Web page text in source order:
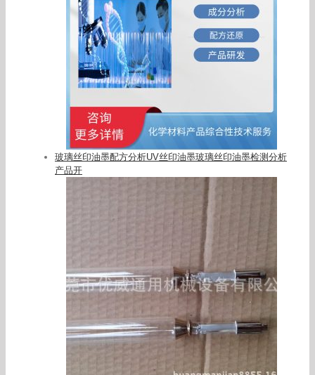
玻璃丝印油墨配方分析UV丝印油墨玻璃丝印油墨检测分析
产品开